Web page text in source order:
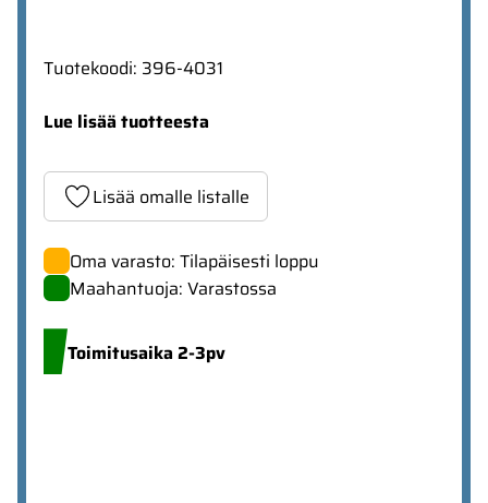
Tuotekoodi: 396-4031
Lue lisää tuotteesta
Lisää omalle listalle
Oma varasto: Tilapäisesti loppu
Maahantuoja: Varastossa
Toimitusaika 2-3pv